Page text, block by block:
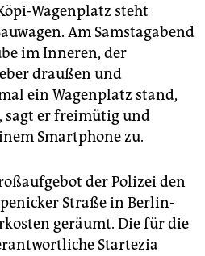
Wagenplatz steht
Am Samstagabend
im Inneren, der
draußen und
ein Wagenplatz stand,
sagt er freimütig und
Smartphone zu.
der Polizei den
Straße in Berlin-
geräumt. Die für die
Startezia